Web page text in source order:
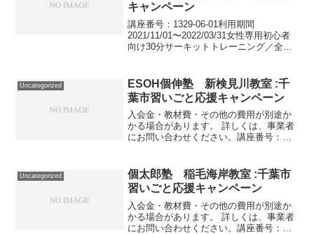
キャンペーン
講座番号：1329-06-01利用期間
2021/11/01〜2022/03/31女性専用初心者
向け30分サーキットトレーニング／全営
2022/03/3...
Uncategorized
ESOH個伸塾 新検見川教室 :千
葉市習いごと応援キャンペーン
入会金・教材費・その他の費用が別途か
かる場合があります。 詳しくは、事業者
にお問い合わせください。講座番号：
2022/03/31個別指導 英語2...
Uncategorized
個太郎塾 稲毛海岸教室 :千葉市
習いごと応援キャンペーン
入会金・教材費・その他の費用が別途か
かる場合があります。 詳しくは、事業者
にお問い合わせください。講座番号：